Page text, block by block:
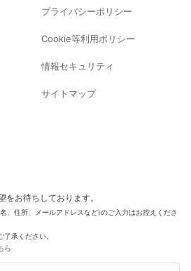
プライバシーポリシー
Cookie等利用ポリシー
情報セキュリティ
サイトマップ
をお待ちしております。
、住所、メールアドレスなど)のご入力はお控えくださ
承ください。
ら